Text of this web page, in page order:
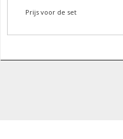
Prijs voor de set